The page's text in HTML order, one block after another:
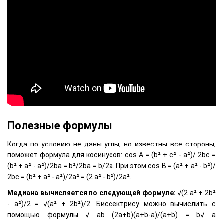
Полезные формулы
Когда по условию не даны углы, но известны все стороны,
поможет формула для косинусов: cos A = (b² + с² - а²)/ 2bc =
(b² + a² - а²)/2ba = b²/2ba = b/2a. При этом cos В = (а² + а² - b²)/
2bc = (b² + a² - а²)/2а² = (2 a² - b²)/2а².
Медиана вычисляется по следующей формуле: √(2 a² + 2b²
- а²)/2 = √(a² + 2b²)/2. Биссектрису можно вычислить с
помощью формулы √ ab (2a+b)(a+b-a)/(a+b) = b√ a